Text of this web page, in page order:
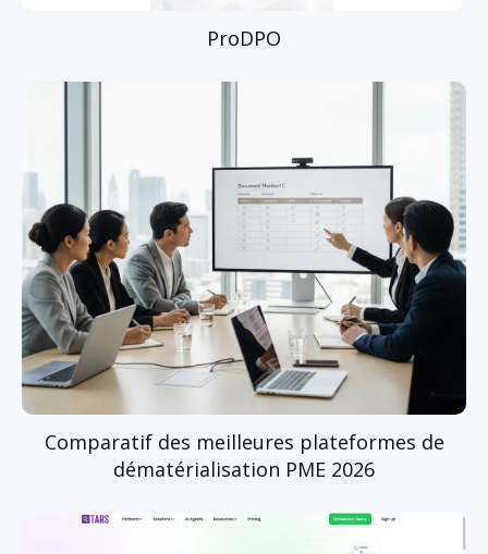
ProDPO
Comparatif des meilleures plateformes de
dématérialisation PME 2026